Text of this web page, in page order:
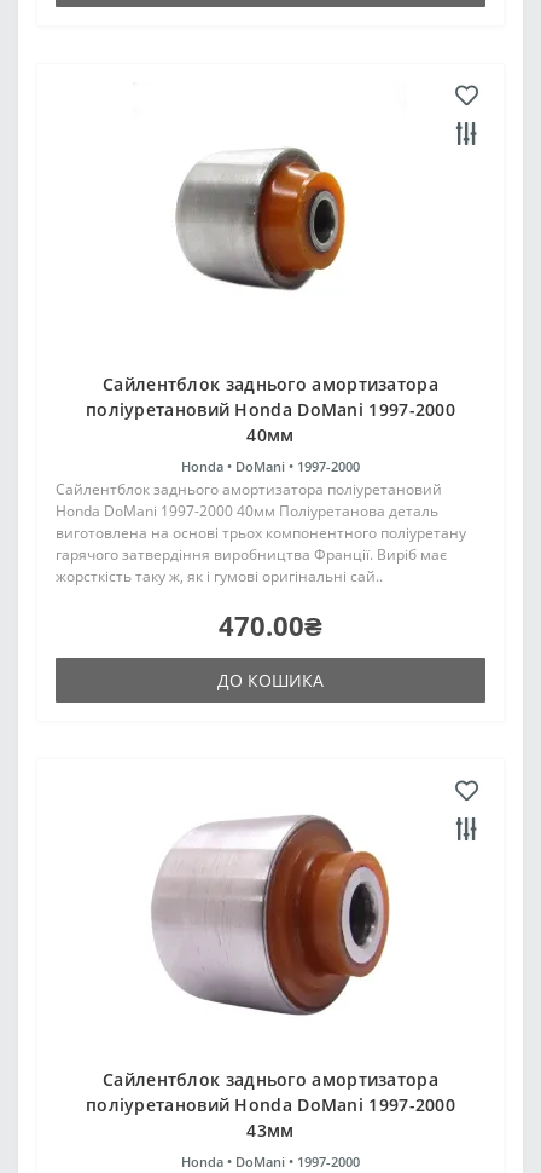
Сайлентблок заднього амортизатора
поліуретановий Honda DoMani 1997-2000
40мм
Honda • DoMani • 1997-2000
Сайлентблок заднього амортизатора поліуретановий
Honda DoMani 1997-2000 40мм Поліуретанова деталь
виготовлена на основі трьох компонентного поліуретану
гарячого затвердіння виробництва Франції. Виріб має
жорсткість таку ж, як і гумові оригінальні сай..
470.00₴
ДО КОШИКА
Сайлентблок заднього амортизатора
поліуретановий Honda DoMani 1997-2000
43мм
Honda • DoMani • 1997-2000